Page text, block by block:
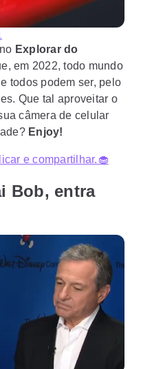
Explorar do
em 2022, todo mundo
todos podem ser, pelo
Que tal aproveitar o
câmera de celular
Enjoy!
e compartilhar.🧁
Bob, entra